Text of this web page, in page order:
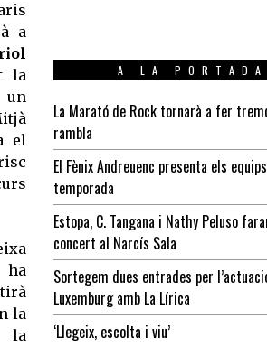
a
la
un
el
la
la
A LA PORTADA
La Marató de Rock tornarà a fer
rambla
El Fènix Andreuenc presenta els
temporada
Estopa, C. Tangana i Nathy Peluso
concert al Narcís Sala
Sortegem dues entrades per
Luxemburg amb La Lírica
‘Llegeix, escolta i viu’